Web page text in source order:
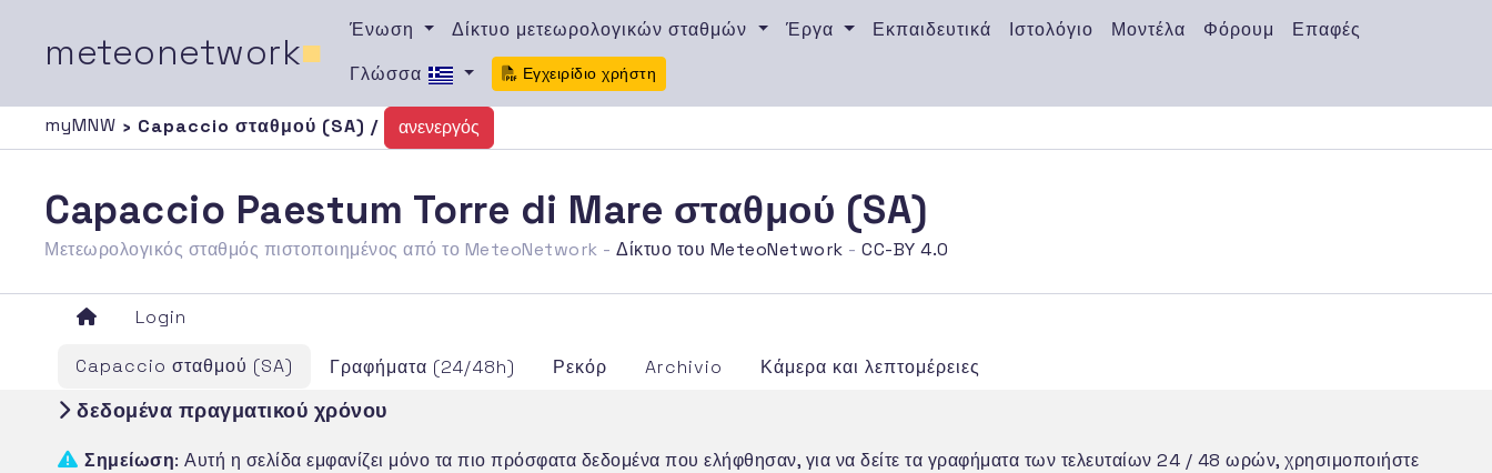
meteonetwork■
Ένωση Δίκτυο μετεωρολογικών σταθμών Έργα Εκπαιδευτικά Ιστολόγιο Μοντέλα Φόρουμ
Επαφές
Γλώσσα
Εγχειρίδιο χρήστη
myMNW › Capaccio σταθμού (SA) / ανενεργός
Capaccio Paestum Torre di Mare σταθμού (SA)
Μετεωρολογικός σταθμός πιστοποιημένος από το MeteoNetwork -Δίκτυο του MeteoNetwork -CC-BY 4.0
Login
Capaccio σταθμού (SA) Γραφήματα (24/48h) Ρεκόρ Archivio Κάμερα και λεπτομέρειες
δεδομένα πραγματικού χρόνου
Σημείωση: Αυτή η σελίδα εμφανίζει μόνο τα πιο πρόσφατα δεδομένα που ελήφθησαν, για να δείτε τα γραφήματα των τελευταίων 24 / 48 ωρών, χρησιμοποιήστε